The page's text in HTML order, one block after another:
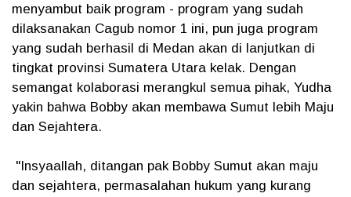
menyambut baik program - program yang sudah
dilaksanakan Cagub nomor 1 ini, pun juga program
yang sudah berhasil di Medan akan di lanjutkan di
tingkat provinsi Sumatera Utara kelak. Dengan
semangat kolaborasi merangkul semua pihak, Yudha
yakin bahwa Bobby akan membawa Sumut lebih Maju
dan Sejahtera.
"Insyaallah, ditangan pak Bobby Sumut akan maju
dan sejahtera, permasalahan hukum yang kurang